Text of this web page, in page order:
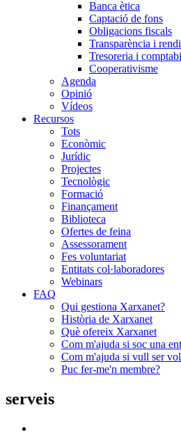
Banca ètica
Captació de fons
Obligacions fiscals
Transparència i
Tresoreria i
Cooperativisme
Agenda
Opinió
Vídeos
Recursos
Tots
Econòmic
Jurídic
Projectes
Tecnològic
Formació
Finançament
Biblioteca
Ofertes de feina
Assessorament
Fes voluntariat
Entitats col·laboradores
Webinars
FAQ
Qui gestiona Xarxanet?
Història de Xarxanet
Què ofereix Xarxanet
Com m'ajuda si soc una
Com m'ajuda si vull ser
Puc fer-me'n membre?
serveis